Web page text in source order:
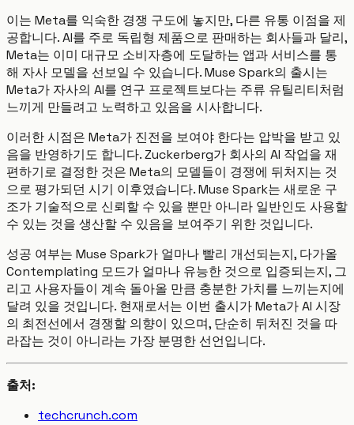
이는 Meta를 익숙한 경쟁 구도에 놓지만, 다른 유통 이점을 제
공합니다. AI를 주로 독립형 제품으로 판매하는 회사들과 달리,
Meta는 이미 대규모 소비자층에 도달하는 앱과 서비스를 통
해 자사 모델을 선보일 수 있습니다. Muse Spark의 출시는
Meta가 자사의 AI를 연구 프로젝트보다는 주류 유틸리티처럼
느끼게 만들려고 노력하고 있음을 시사합니다.
이러한 시점은 Meta가 진전을 보여야 한다는 압박을 받고 있
음을 반영하기도 합니다. Zuckerberg가 회사의 AI 작업을 재
편하기로 결정한 것은 Meta의 모델들이 경쟁에 뒤처지는 것
으로 평가되던 시기 이후였습니다. Muse Spark는 새로운 구
조가 기술적으로 신뢰할 수 있을 뿐만 아니라 일반인도 사용할
수 있는 것을 생산할 수 있음을 보여주기 위한 것입니다.
성공 여부는 Muse Spark가 얼마나 빨리 개선되는지, 다가올
Contemplating 모드가 얼마나 유능한 것으로 입증되는지, 그
리고 사용자들이 계속 돌아올 만큼 충분한 가치를 느끼는지에
달려 있을 것입니다. 현재로서는 이번 출시가 Meta가 AI 시장
의 최전선에서 경쟁할 의향이 있으며, 단순히 뒤처진 것을 따
라잡는 것이 아니라는 가장 분명한 선언입니다.
출처:
techcrunch.com